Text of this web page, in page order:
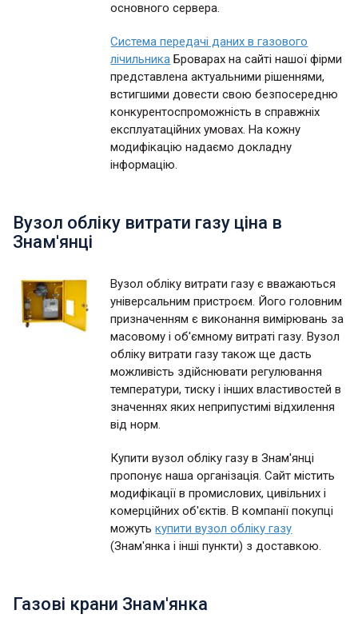
основного сервера.
Система передачі даних в газового
лічильника Броварах на сайті нашої фірми
представлена актуальними рішеннями,
встигшими довести свою безпосередню
конкурентоспроможність в справжніх
експлуатаційних умовах. На кожну
модифікацію надаємо докладну
інформацію.
Вузол обліку витрати газу ціна в
Знам'янці
Вузол обліку витрати газу є вважаються
універсальним пристроєм. Його головним
призначенням є виконання вимірювань за
масовому і об'ємному витраті газу. Вузол
обліку витрати газу також ще дасть
можливість здійснювати регулювання
температури, тиску і інших властивостей в
значеннях яких неприпустимі відхилення
від норм.
Купити вузол обліку газу в Знам'янці
пропонує наша організація. Сайт містить
модифікації в промислових, цивільних і
комерційних об'єктів. В компанії покупці
можутькупити вузол обліку газу
(Знам'янка і інші пункти) з доставкою.
Газові крани Знам'янка